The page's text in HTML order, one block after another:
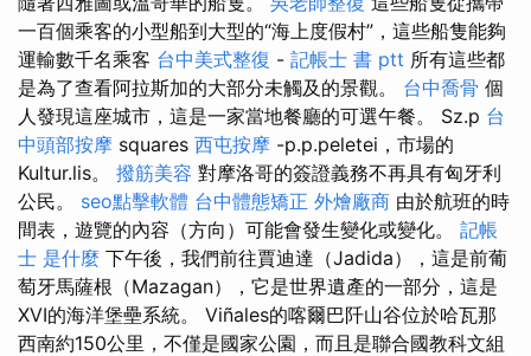
一百個乘客的小型船到大型的“海上度假村”，這些船隻能夠
運輸數千名乘客 台中美式整復 - 記帳士 書 ptt 所有這些都
是為了查看阿拉斯加的大部分未觸及的景觀。 台中喬骨 個
人發現這座城市，這是一家當地餐廳的可選午餐。 Sz.p 台
中頭部按摩 squares 西屯按摩 -p.p.peletei，市場的
Kultur.lis。 撥筋美容 對摩洛哥的簽證義務不再具有匈牙利
公民。 seo點擊軟體 台中體態矯正 外燴廠商 由於航班的時
間表，遊覽的內容（方向）可能會發生變化或變化。 記帳
士 是什麼 下午後，我們前往賈迪達（Jadida），這是前葡
萄牙馬薩根（Mazagan），它是世界遺產的一部分，這是
XVI的海洋堡壘系統。 Viñales的喀爾巴阡山谷位於哈瓦那
西南約150公里，不僅是國家公園，而且是聯合國教科文組